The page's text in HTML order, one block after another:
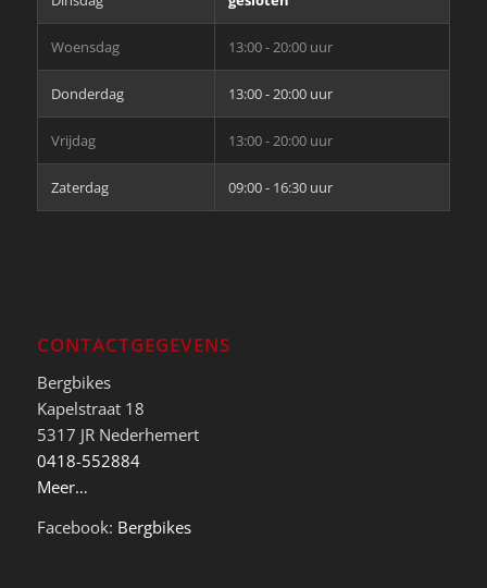
Woensdag 13:00 - 20:00 uur
Donderdag 13:00 - 20:00 uur
Vrijdag 13:00 - 20:00 uur
Zaterdag 09:00 - 16:30 uur
CONTACTGEGEVENS
Bergbikes
Kapelstraat 18
5317 JR Nederhemert
0418-552884
Meer…
Facebook: Bergbikes